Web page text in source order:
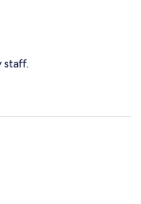
staff.